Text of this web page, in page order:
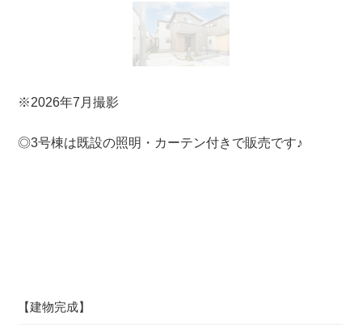
※2026年7月撮影
◎3号棟は既設の照明・カーテン付きで販売です♪
【建物完成】